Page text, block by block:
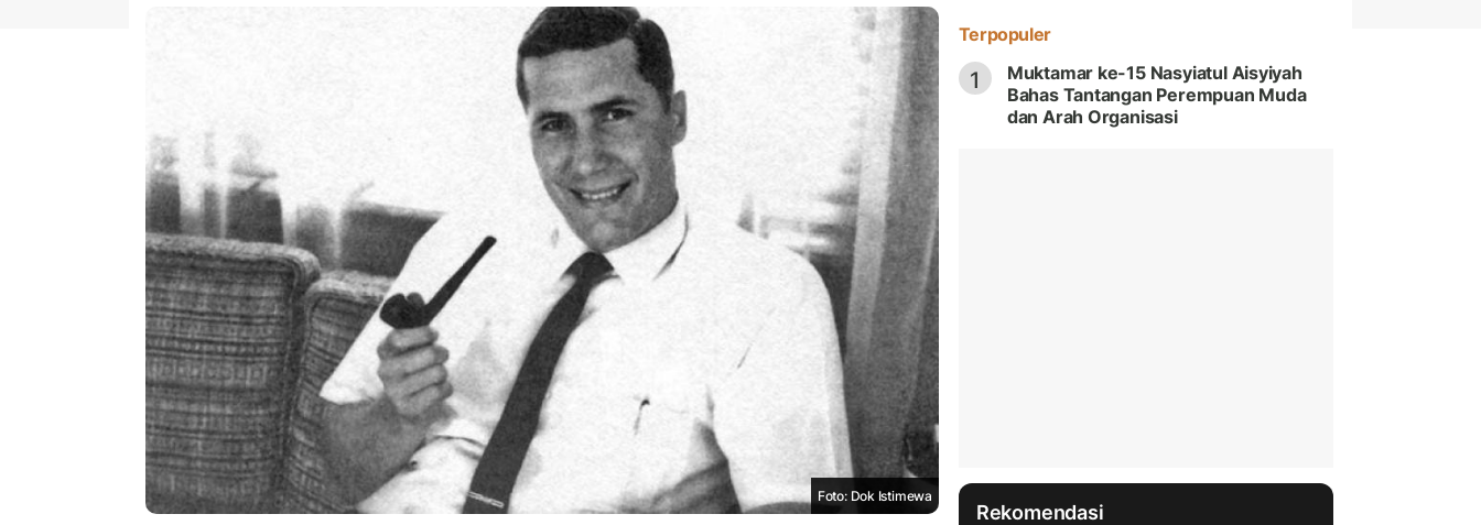
Foto: Dok Istimewa
Terpopuler
1
Muktamar ke-15 Nasyiatul Aisyiyah
Bahas Tantangan Perempuan Muda
dan Arah Organisasi
Rekomendasi